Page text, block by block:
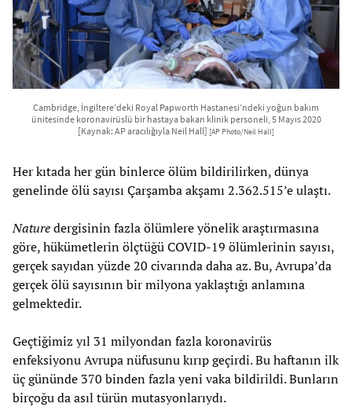
Cambridge, İngiltere’deki Royal Papworth Hastanesi’ndeki yoğun bakım
ünitesinde koronavirüslü bir hastaya bakan klinik personeli, 5 Mayıs 2020
[Kaynak: AP aracılığıyla Neil Hall] [AP Photo/Neil Hall]
Her kıtada her gün binlerce ölüm bildirilirken, dünya
genelinde ölü sayısı Çarşamba akşamı 2.362.515’e ulaştı.
Naturedergisinin fazla ölümlere yönelik araştırmasına
göre, hükümetlerin ölçtüğü COVID-19 ölümlerinin sayısı,
gerçek sayıdan yüzde 20 civarında daha az. Bu, Avrupa’da
gerçek ölü sayısının bir milyona yaklaştığı anlamına
gelmektedir.
Geçtiğimiz yıl 31 milyondan fazla koronavirüs
enfeksiyonu Avrupa nüfusunu kırıp geçirdi. Bu haftanın ilk
üç gününde 370 binden fazla yeni vaka bildirildi. Bunların
birçoğu da asıl türün mutasyonlarıydı.